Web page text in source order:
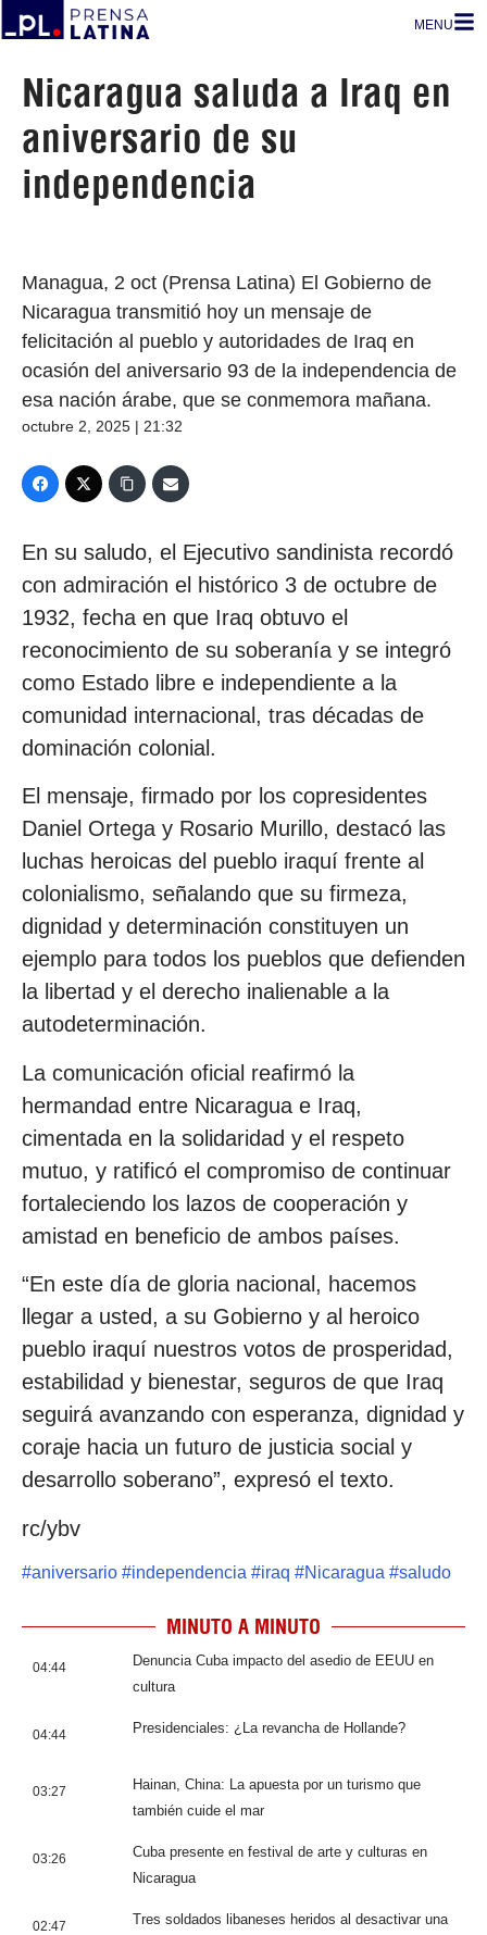
MENU
Nicaragua saluda a Iraq en
aniversario de su
independencia
Managua, 2 oct (Prensa Latina) El Gobierno de
Nicaragua transmitió hoy un mensaje de
felicitación al pueblo y autoridades de Iraq en
ocasión del aniversario 93 de la independencia de
esa nación árabe, que se conmemora mañana.
octubre 2, 2025 | 21:32
En su saludo, el Ejecutivo sandinista recordó
con admiración el histórico 3 de octubre de
1932, fecha en que Iraq obtuvo el
reconocimiento de su soberanía y se integró
como Estado libre e independiente a la
comunidad internacional, tras décadas de
dominación colonial.
El mensaje, firmado por los copresidentes
Daniel Ortega y Rosario Murillo, destacó las
luchas heroicas del pueblo iraquí frente al
colonialismo, señalando que su firmeza,
dignidad y determinación constituyen un
ejemplo para todos los pueblos que defienden
la libertad y el derecho inalienable a la
autodeterminación.
La comunicación oficial reafirmó la
hermandad entre Nicaragua e Iraq,
cimentada en la solidaridad y el respeto
mutuo, y ratificó el compromiso de continuar
fortaleciendo los lazos de cooperación y
amistad en beneficio de ambos países.
“En este día de gloria nacional, hacemos
llegar a usted, a su Gobierno y al heroico
pueblo iraquí nuestros votos de prosperidad,
estabilidad y bienestar, seguros de que Iraq
seguirá avanzando con esperanza, dignidad y
coraje hacia un futuro de justicia social y
desarrollo soberano”, expresó el texto.
rc/ybv
#aniversario #independencia #iraq #Nicaragua #saludo
MINUTO A MINUTO
04:44
Denuncia Cuba impacto del asedio de EEUU en
cultura
04:44 Presidenciales: ¿La revancha de Hollande?
03:27
Hainan, China: La apuesta por un turismo que
también cuide el mar
03:26
Cuba presente en festival de arte y culturas en
Nicaragua
02:47
Tres soldados libaneses heridos al desactivar una